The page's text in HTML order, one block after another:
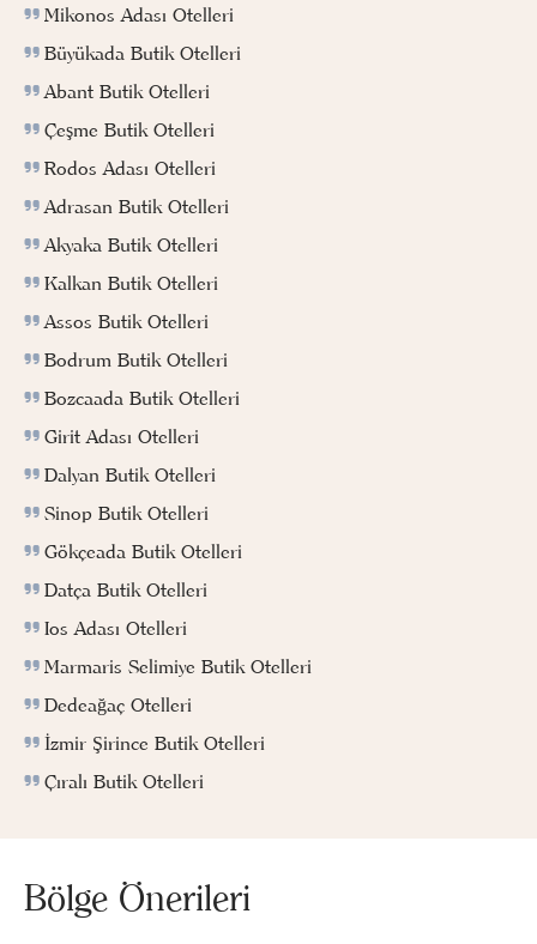
Mikonos Adası Otelleri
Büyükada Butik Otelleri
Abant Butik Otelleri
Çeşme Butik Otelleri
Rodos Adası Otelleri
Adrasan Butik Otelleri
Akyaka Butik Otelleri
Kalkan Butik Otelleri
Assos Butik Otelleri
Bodrum Butik Otelleri
Bozcaada Butik Otelleri
Girit Adası Otelleri
Dalyan Butik Otelleri
Sinop Butik Otelleri
Gökçeada Butik Otelleri
Datça Butik Otelleri
Ios Adası Otelleri
Marmaris Selimiye Butik Otelleri
Dedeağaç Otelleri
İzmir Şirince Butik Otelleri
Çıralı Butik Otelleri
Bölge Önerileri